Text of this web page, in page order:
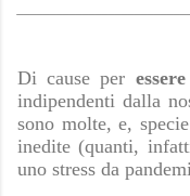
Di cause per
indipendenti dalla
sono molte, e,
inedite (quanti,
uno stress da